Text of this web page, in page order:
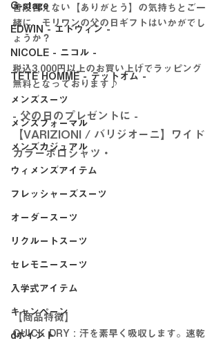
G-stage
EDWIN - エドウィン -
NICOLE - ニコル -
TETE HOMME - テットオム -
メンズスーツ
メンズフォーマル
メンズカジュアル
ウィメンズアイテム
フレッシャーズスーツ
オーダースーツ
リクルートスーツ
セレモニースーツ
入学式アイテム
キャンペーン
dポイント
普段言えない【ありがとう】の気持ちとご一
緒に、モリワンの父の日ギフトはいかがでし
ょうか？
税込3,000円以上のお買い上げでラッピング
無料となっております♪
- 父の日のプレゼントに -
【VARIZIONI / バリジオーニ】ワイド
カラーポロシャツ・
【商品特徴】
QUICK DRY : 汗を素早く吸収します。速乾